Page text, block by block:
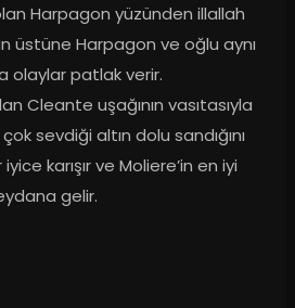
Harpagon yüzünden illallah
üstüne Harpagon ve oğlu aynı
olaylar patlak verir.
Cleante uşağının vasıtasıyla
sevdiği altın dolu sandığını
karışır ve Moliere’in en iyi
gelir.